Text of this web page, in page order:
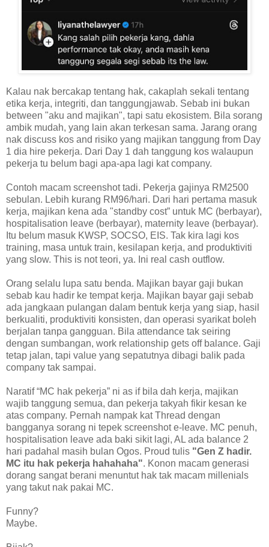
Kalau nak bercakap tentang hak, cakaplah sekali tentang
etika kerja, integriti, dan tanggungjawab. Sebab ini bukan
between "aku and majikan", tapi satu ekosistem. Bila sorang
ambik mudah, yang lain akan terkesan sama. Jarang orang
nak discuss kos and risiko yang majikan tanggung from Day
1 dia hire pekerja. Dari Day 1 dah tanggung kos walaupun
pekerja tu belum bagi apa-apa lagi kat company.
Contoh macam screenshot tadi. Pekerja gajinya RM2500
sebulan. Lebih kurang RM96/hari. Dari hari pertama masuk
kerja, majikan kena ada "standby cost” untuk MC (berbayar),
hospitalisation leave (berbayar), maternity leave (berbayar).
Itu belum masuk KWSP, SOCSO, EIS. Tak kira lagi kos
training, masa untuk train, kesilapan kerja, and produktiviti
yang slow. This is not teori, ya. Ini real cash outflow.
Orang selalu lupa satu benda. Majikan bayar gaji bukan
sebab kau hadir ke tempat kerja. Majikan bayar gaji sebab
ada jangkaan pulangan dalam bentuk kerja yang siap, hasil
berkualiti, produktiviti konsisten, dan operasi syarikat boleh
berjalan tanpa gangguan. Bila attendance tak seiring
dengan sumbangan, work relationship gets off balance. Gaji
tetap jalan, tapi value yang sepatutnya dibagi balik pada
company tak sampai.
Naratif “MC hak pekerja” ni as if bila dah kerja, majikan
wajib tanggung semua, dan pekerja takyah fikir kesan ke
atas company. Pernah nampak kat Thread dengan
bangganya sorang ni tepek screenshot e-leave. MC penuh,
hospitalisation leave ada baki sikit lagi, AL ada balance 2
hari padahal masih bulan Ogos. Proud tulis "Gen Z hadir.
MC itu hak pekerja hahahaha". Konon macam generasi
dorang sangat berani menuntut hak tak macam millenials
yang takut nak pakai MC.
Funny?
Maybe.